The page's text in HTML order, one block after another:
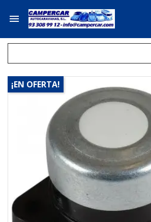

¡EN OFERTA!